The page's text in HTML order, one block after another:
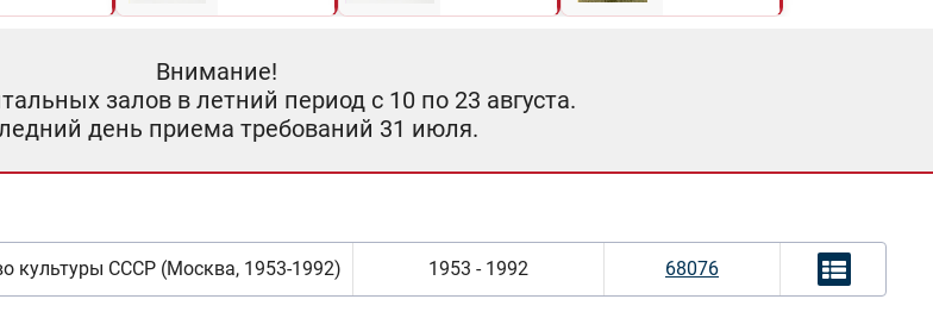
Внимание!
залов в летний период с 10 по 23 августа.
день приема требований 31 июля.
культуры СССР (Москва, 1953-1992) 1953 - 1992 68076